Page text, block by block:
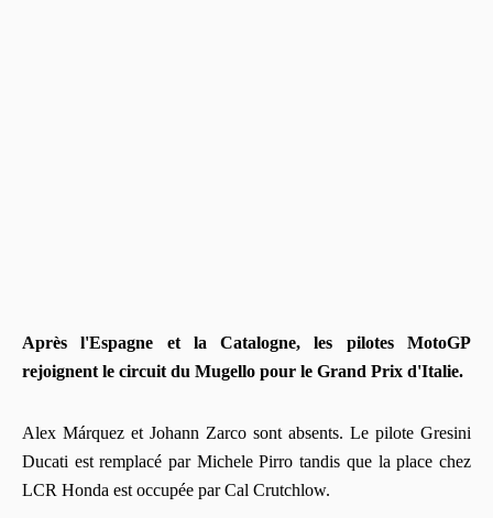
Après l'Espagne et la Catalogne, les pilotes MotoGP
rejoignent le circuit du Mugello pour le Grand Prix d'Italie.
Alex Márquez et Johann Zarco sont absents. Le pilote Gresini
Ducati est remplacé par Michele Pirro tandis que la place chez
LCR Honda est occupée par Cal Crutchlow.